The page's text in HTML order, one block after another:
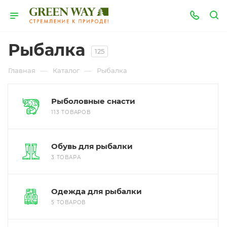
Рыбалка 125
Главная — Каталог — Рыбалка
Рыболовные снасти
113 ТОВАРОВ
Обувь для рыбалки
3 ТОВАРА
Одежда для рыбалки
5 ТОВАРОВ